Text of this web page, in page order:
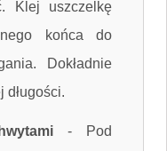
Klej uszczelkę
końca do
Dokładnie
długości.
-
Pod